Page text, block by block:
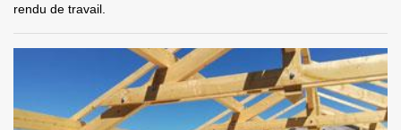
rendu de travail.